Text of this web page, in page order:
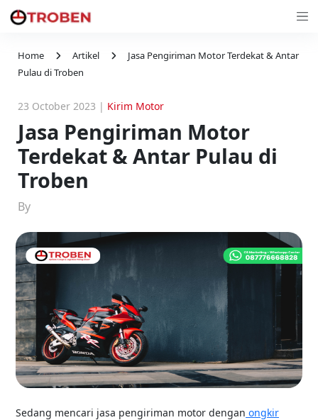
Home Artikel
Jasa Pengiriman Motor Terdekat & Antar
Pulau di Troben
23 October 2023 | Kirim Motor
Jasa Pengiriman Motor
Terdekat & Antar Pulau di
Troben
By
Sedang mencari jasa pengiriman motor dengan ongkir